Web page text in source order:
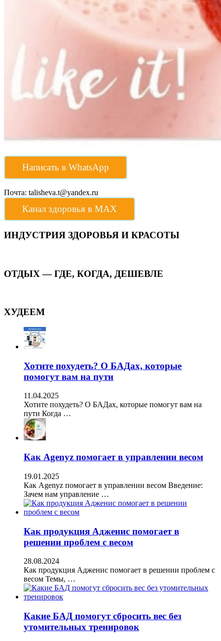
Написать в WhatsApp
Почта: talisheva.t@yandex.ru
Канал здоровья в МАХ
ИНДУСТРИЯ ЗДОРОВЬЯ И КРАСОТЫ
ОТДЫХ — ГДЕ, КОГДА, ДЕШЕВЛЕ
ХУДЕЕМ
Хотите похудеть? О БАДах, которые
помогут вам на пути
11.04.2025
Хотите похудеть? О БАДах, которые помогут вам на
пути Когда …
Как Agenyz помогает в управлении весом
19.01.2025
Как Agenyz помогает в управлении весом Введение:
Зачем нам управление …
Как продукция Адженис помогает в
решении проблем с весом
28.08.2024
Как продукция Адженис помогает в решении проблем с
весом Темы, …
Какие БАД помогут сбросить вес без
утомительных тренировок